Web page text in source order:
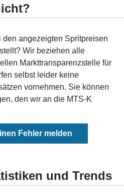
angezeigten Spritpreisen
Wir beziehen alle
Markttransparenzstelle für
selbst leider keine
vornehmen. Sie können
den wir an die MTS-K
Fehler melden
und Trends